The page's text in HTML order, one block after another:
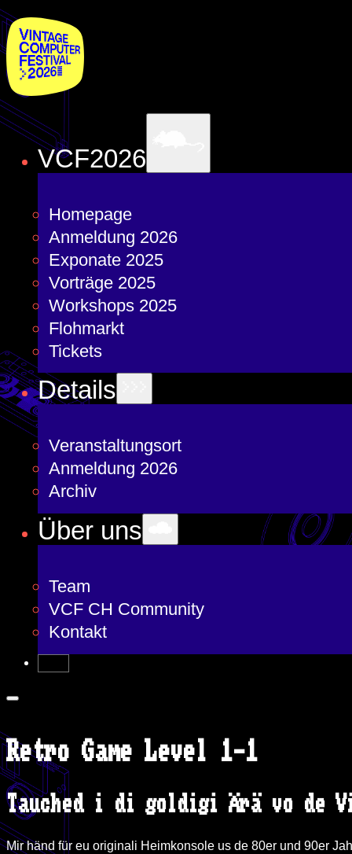
VCF2026
Homepage
Anmeldung 2026
Exponate 2025
Vorträge 2025
Workshops 2025
Flohmarkt
Tickets
Details
Veranstaltungsort
Anmeldung 2026
Archiv
Über uns
Team
VCF CH Community
Kontakt
Retro Game Level 1-1
Tauched i di goldigi Ärä vo de
Mir händ für eu originali Heimkonsole us de 80er und 90er